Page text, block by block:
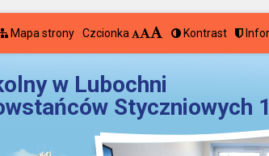
Mapa strony Czcionka Kontrast
w Lubochni
Styczniowych